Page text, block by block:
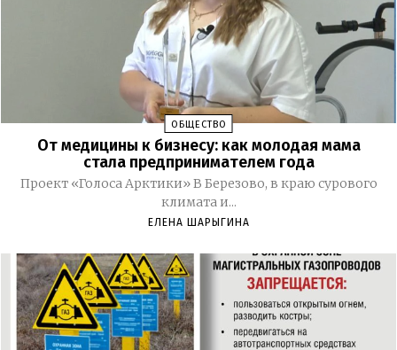
ОБЩЕСТВО
От медицины к бизнесу: как молодая мама
стала предпринимателем года
Проект «Голоса Арктики» В Березово, в краю сурового
климата и...
ЕЛЕНА ШАРЫГИНА